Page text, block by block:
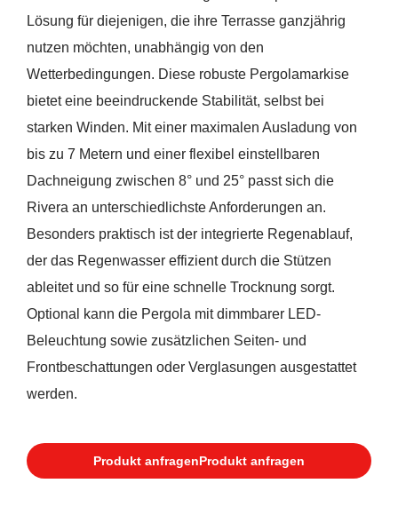
Lösung für diejenigen, die ihre Terrasse ganzjährig
nutzen möchten, unabhängig von den
Wetterbedingungen. Diese robuste Pergolamarkise
bietet eine beeindruckende Stabilität, selbst bei
starken Winden. Mit einer maximalen Ausladung von
bis zu 7 Metern und einer flexibel einstellbaren
Dachneigung zwischen 8° und 25° passt sich die
Rivera an unterschiedlichste Anforderungen an.
Besonders praktisch ist der integrierte Regenablauf,
der das Regenwasser effizient durch die Stützen
ableitet und so für eine schnelle Trocknung sorgt.
Optional kann die Pergola mit dimmbarer LED-
Beleuchtung sowie zusätzlichen Seiten- und
Frontbeschattungen oder Verglasungen ausgestattet
werden.
Produkt anfragenProdukt anfragen